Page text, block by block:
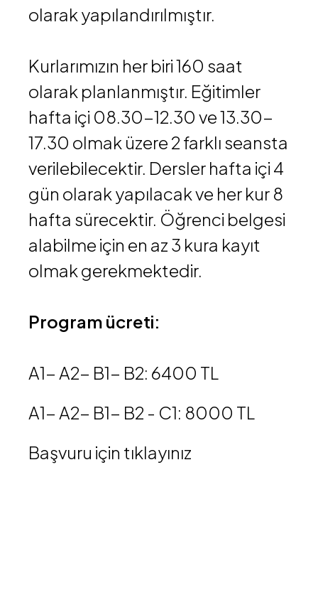
olarak yapılandırılmıştır. ​
Kurlarımızın her biri 160 saat
olarak planlanmıştır. Eğitimler
hafta içi 08.30-12.30 ve 13.30-
17.30 olmak üzere 2 farklı seansta
verilebilecektir. Dersler hafta içi 4
gün olarak yapılacak ve her kur 8
hafta sürecektir. Öğrenci belgesi
alabilme için en az 3 kura kayıt
olmak gerekmektedir. ​
Program ücreti:
A1- A2- B1- B2: 6400 TL
A1- A2- B1- B2 - C1: 8000 TL
Başvuru için tıklayınız